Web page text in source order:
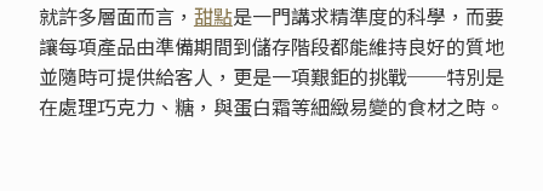
就許多層面而言， 甜點是一門講求精準度的科學，而要
讓每項產品由準備期間到儲存階段都能維持良好的質地
並隨時可提供給客人，更是一項艱鉅的挑戰──特別是
在處理巧克力、糖，與蛋白霜等細緻易變的食材之時。